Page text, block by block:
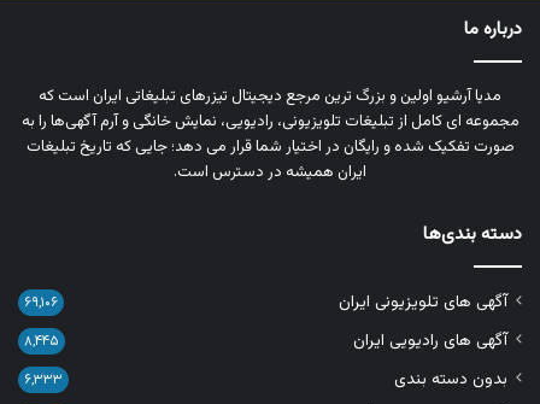
درباره ما
مدیا آرشیو اولین و بزرگ‌ ترین مرجع دیجیتال تیزرهای تبلیغاتی ایران است که
مجموعه‌ ای کامل از تبلیغات تلویزیونی، رادیویی، نمایش خانگی و آرم‌ آگهی‌ها را به‌
صورت تفکیک‌ شده و رایگان در اختیار شما قرار می‌ دهد؛ جایی که تاریخ تبلیغات
ایران همیشه در دسترس است.
دسته بندی‌ها
آگهی های تلویزیونی ایران ۶۹,۱۰۶
آگهی های رادیویی ایران ۸,۴۴۵
بدون دسته بندی ۶,۳۳۳